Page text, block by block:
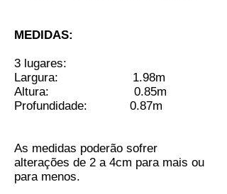
MEDIDAS:
3 lugares:
Largura: 1.98m
Altura: 0.85m
Profundidade: 0.87m
As medidas poderão sofrer
alterações de 2 a 4cm para mais ou
para menos.